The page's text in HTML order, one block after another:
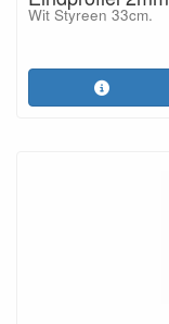
Wit Styreen 33cm.